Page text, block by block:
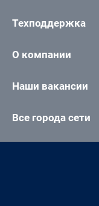
Техподдержка
О компании
Наши вакансии
Все города сети